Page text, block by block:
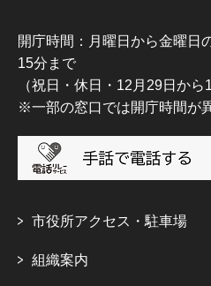
開庁時間：月曜日から金曜日
15分まで
（祝日・休日・12月29日から
※一部の窓口では開庁時間が
市役所アクセス・駐車場
組織案内